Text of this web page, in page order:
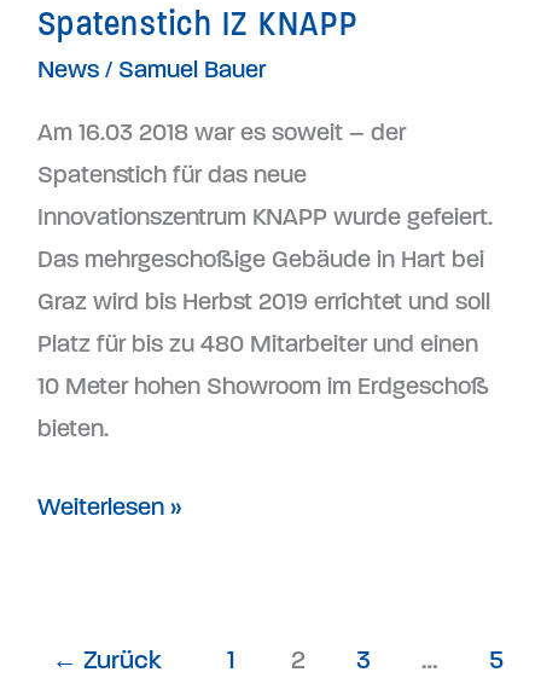
Spatenstich IZ KNAPP
News/ Samuel Bauer
Am 16.03 2018 war es soweit – der
Spatenstich für das neue
Innovationszentrum KNAPP wurde gefeiert.
Das mehrgeschoßige Gebäude in Hart bei
Graz wird bis Herbst 2019 errichtet und soll
Platz für bis zu 480 Mitarbeiter und einen
10 Meter hohen Showroom im Erdgeschoß
bieten.
Weiterlesen »
← Zurück 1 2 3 …
5